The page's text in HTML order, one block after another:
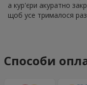
а кур'єри акуратно
щоб усе трималося
Способи